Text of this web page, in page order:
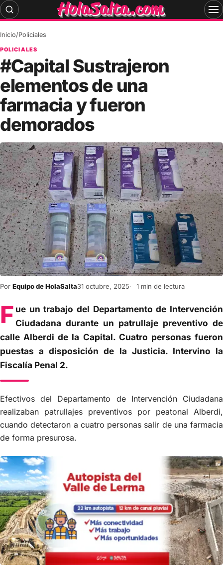
Skip
to
Inicio/Policiales
POLICIALES
#Capital Sustrajeron
elementos de una
farmacia y fueron
demorados
Por Equipo de HolaSalta31 octubre, 2025 1 min de lectura
F ue un trabajo del Departamento de Intervención
Ciudadana durante un patrullaje preventivo de
calle Alberdi de la Capital. Cuatro personas fueron
puestas a disposición de la Justicia. Intervino la
Fiscalía Penal 2.
Efectivos del Departamento de Intervención Ciudadana
realizaban patrullajes preventivos por peatonal Alberdi,
cuando detectaron a cuatro personas salir de una farmacia
de forma presurosa.